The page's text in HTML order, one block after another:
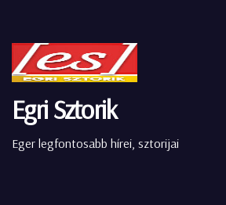
Egri Sztorik
Eger legfontosabb hírei, sztorijai